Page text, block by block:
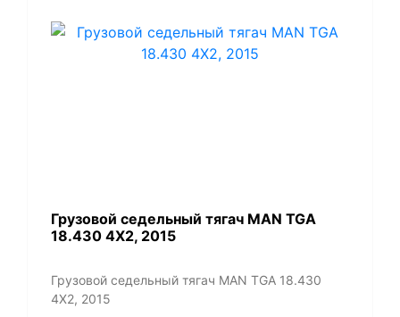
​Грузовой седельный тягач MAN TGA
18.430 4X2, 2015
​Грузовой седельный тягач MAN TGA 18.430
4X2, 2015